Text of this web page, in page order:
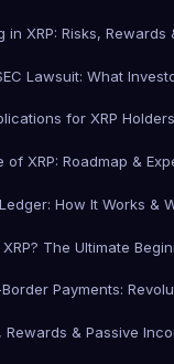
in XRP: Risks, Rewards
Lawsuit: What
for XRP
of XRP: Roadmap &
How It Works &
The Ultimate
Payments:
Rewards & Passive